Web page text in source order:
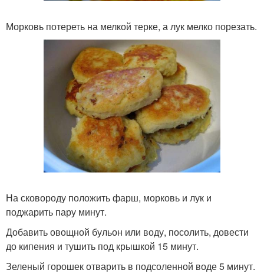
Морковь потереть на мелкой терке, а лук мелко порезать.
На сковороду положить фарш, морковь и лук и
поджарить пару минут.
Добавить овощной бульон или воду, посолить, довести
до кипения и тушить под крышкой 15 минут.
Зеленый горошек отварить в подсоленной воде 5 минут.